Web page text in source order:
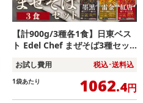
【計900g/3種各1食】日東ベス
ト Edel Chef まぜそば3種セッ
お試し費用 税込･送料込
1袋あたり 1062.4円